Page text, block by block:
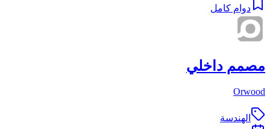
دوام كامل
مصمم داخلي
Orwood
الهندسة